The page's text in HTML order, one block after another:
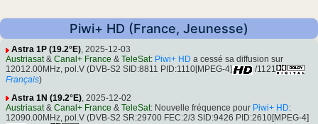
Piwi+ HD (France, Jeunesse)
Astra 1P (19.2°E), 2025-12-03
Austriasat& Canal+ France & TeleSat: Piwi+ HD a cessé sa diffusion sur
12012.00MHz, pol.V (DVB-S2 SID:8811 PID:1110[MPEG-4]
/1121
Français)
Astra 1N (19.2°E), 2025-12-02
Austriasat& Canal+ France & TeleSat: Nouvelle fréquence pour Piwi+ HD:
12090.00MHz, pol.V (DVB-S2 SR:29700 FEC:2/3 SID:9426 PID:2610[MPEG-4]